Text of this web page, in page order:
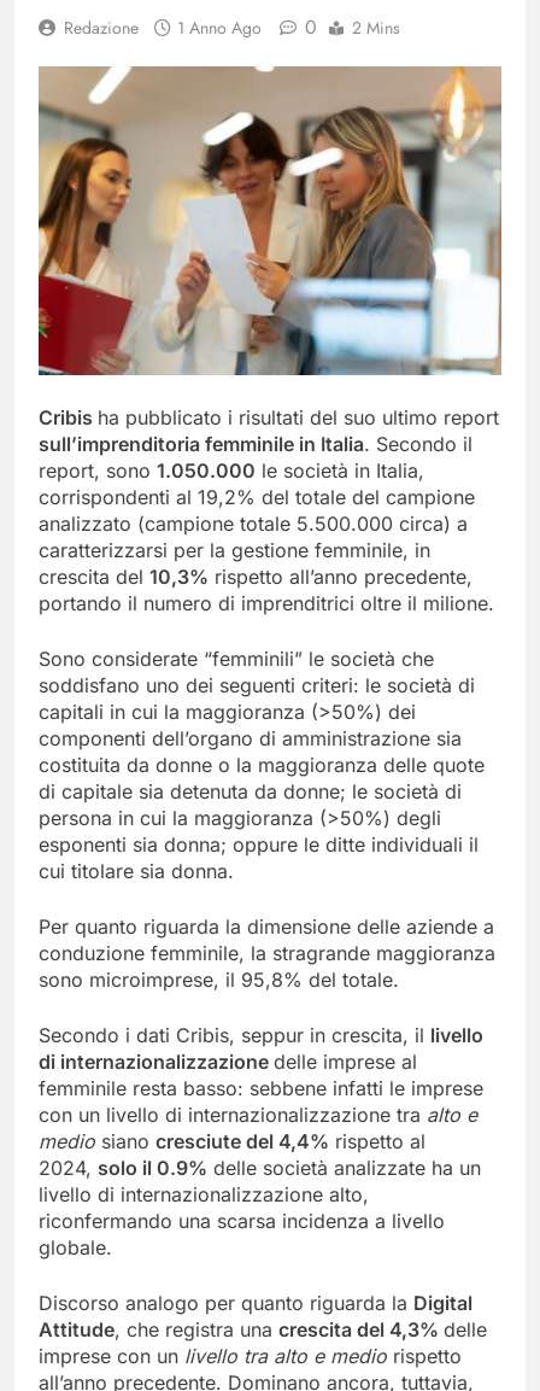
Redazione 1 Anno Ago 0 2 Mins
Cribis ha pubblicato i risultati del suo ultimo report
sull’imprenditoria femminile in Italia. Secondo il
report, sono 1.050.000 le società in Italia,
corrispondenti al 19,2% del totale del campione
analizzato (campione totale 5.500.000 circa) a
caratterizzarsi per la gestione femminile, in
crescita del 10,3% rispetto all’anno precedente,
portando il numero di imprenditrici oltre il milione.
Sono considerate “femminili” le società che
soddisfano uno dei seguenti criteri: le società di
capitali in cui la maggioranza (>50%) dei
componenti dell’organo di amministrazione sia
costituita da donne o la maggioranza delle quote
di capitale sia detenuta da donne; le società di
persona in cui la maggioranza (>50%) degli
esponenti sia donna; oppure le ditte individuali il
cui titolare sia donna.
Per quanto riguarda la dimensione delle aziende a
conduzione femminile, la stragrande maggioranza
sono microimprese, il 95,8% del totale.
Secondo i dati Cribis, seppur in crescita, il livello
di internazionalizzazione delle imprese al
femminile resta basso: sebbene infatti le imprese
con un livello di internazionalizzazione tra alto e
medio siano cresciute del 4,4% rispetto al
2024, solo il 0.9% delle società analizzate ha un
livello di internazionalizzazione alto,
riconfermando una scarsa incidenza a livello
globale.
Discorso analogo per quanto riguarda la Digital
Attitude, che registra una crescita del 4,3% delle
imprese con un livello tra alto e medio rispetto
all’anno precedente. Dominano ancora, tuttavia,